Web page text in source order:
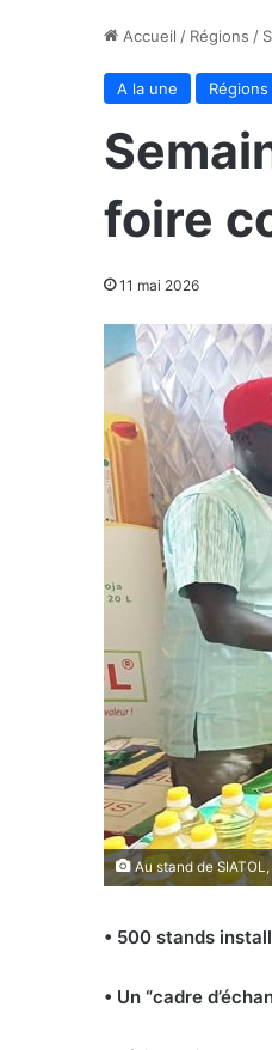
Accueil / Régions /
A la une Régions
foire
11 mai 2026
Au stand de
• 500 stands
• Un “cadre